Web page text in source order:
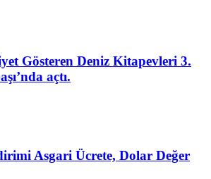
Gösteren Deniz Kitapevleri 3.
açtı.
Asgari Ücrete, Dolar Değer